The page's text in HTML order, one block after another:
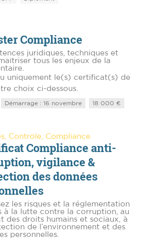
Compliance
juridiques, techniques et
tous les enjeux de la
uniquement le(s) certificat(s) de
choix ci-dessous.
Démarrage : 16 novembre
18 000 €
Contrôle, Compliance
Compliance anti-
vigilance &
des données
les risques et la réglementation
à la lutte contre la corruption, au
des droits humains et sociaux, à
de l’environnement et des
personnelles.